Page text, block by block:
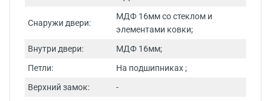
Снаружи двери:
МДФ 16мм со стеклом и
элементами ковки;
Внутри двери:
МДФ 16мм;
Петли:
На подшипниках ;
Верхний замок:
-